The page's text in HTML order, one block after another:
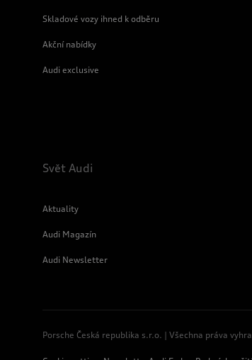
Skladové vozy ihned k odběru
Akční nabídky
Audi exclusive
Svět Audi
Aktuality
Audi Magazín
Audi Newsletter
Porsche Česká republika s.r.o. | Všechna práva